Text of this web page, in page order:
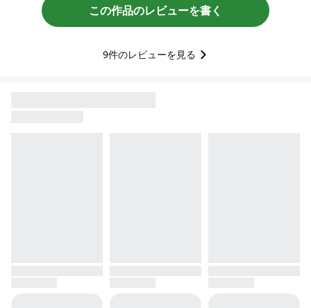
この作品のレビューを書く
9件のレビューを見る